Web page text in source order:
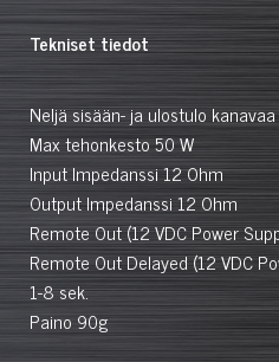
Tekniset tiedot
Neljä sisään- ja ulostulo kanavaa
Max tehonkesto 50 W
Input Impedanssi 12 Ohm
Output Impedanssi 12 Ohm
Remote Out (12 VDC Power
Remote Out Delayed (12 VDC
1-8 sek.
Paino 90g